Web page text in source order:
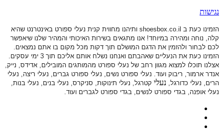
נגישות
הזמינו כעת ב shoesbox.co.il ותיהנו מחווית קנית נעלי ספורט באינטרנט שהיא
קלה, נוחה ומהירה במיוחד! אנו מתגאים בשירות האיכותי והמהיר שלנו שיאפשר
לכם לבחור ולהזמין את הדגם המושלם תוך דקות מכל מקום בו אתם נמצאים.
הזמינו כעת את הנעליים שאהבתם ואנחנו נשלח אותם אליכם תוך 3 ימי עסקים.
אצלנו תוכלו למצוא מגוון רחב של נעלי ספורט מהמותגים המובילים, אדידס, נייק,
אנדר ארמור, ריבוק ועוד. נעלי ספורט נשים, נעלי ספורט גברים, נעלי ריצה, נעלי
הרים, נעלי כדורגל, נעלי קטרגל, נעלי תינוקות, סניקרס, נעלי בנים, נעלי בנות,
נעלי אופנה, בגדי ספורט לנשים, בגדי ספורט לגברים ועוד.